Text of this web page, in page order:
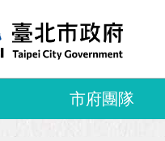
市府團隊